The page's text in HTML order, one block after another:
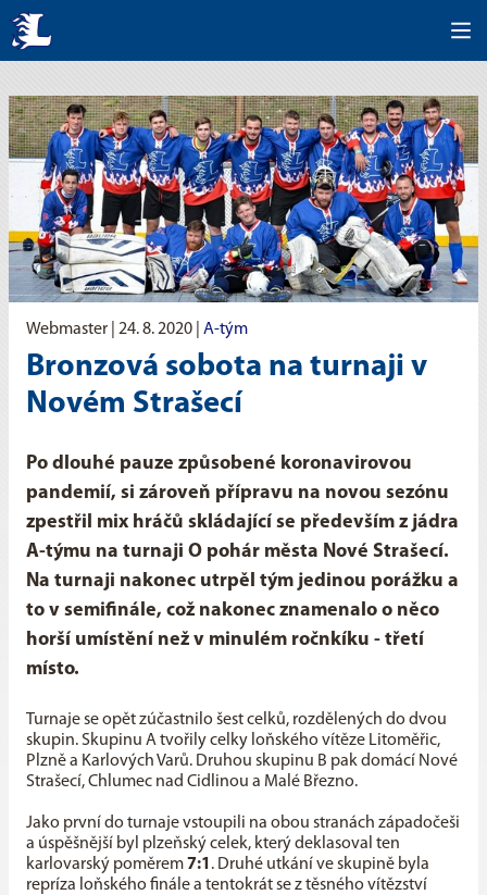
Webmaster | 24. 8. 2020 A-tým
Bronzová sobota na turnaji v
Novém Strašecí
Po dlouhé pauze způsobené koronavirovou
pandemií, si zároveň přípravu na novou sezónu
zpestřil mix hráčů skládající se především z jádra
A-týmu na turnaji O pohár města Nové Strašecí.
Na turnaji nakonec utrpěl tým jedinou porážku a
to v semifinále, což nakonec znamenalo o něco
horší umístění než v minulém ročnkíku - třetí
místo.
Turnaje se opět zúčastnilo šest celků, rozdělených do dvou
skupin. Skupinu A tvořily celky loňského vítěze Litoměřic,
Plzně a Karlových Varů. Druhou skupinu B pak domácí Nové
Strašecí, Chlumec nad Cidlinou a Malé Březno.
Jako první do turnaje vstoupili na obou stranách západočeši
a úspěšnější byl plzeňský celek, který deklasoval ten
karlovarský poměrem7:1 . Druhé utkání ve skupině byla
repríza loňského finále a tentokrát se z těsného vítězství